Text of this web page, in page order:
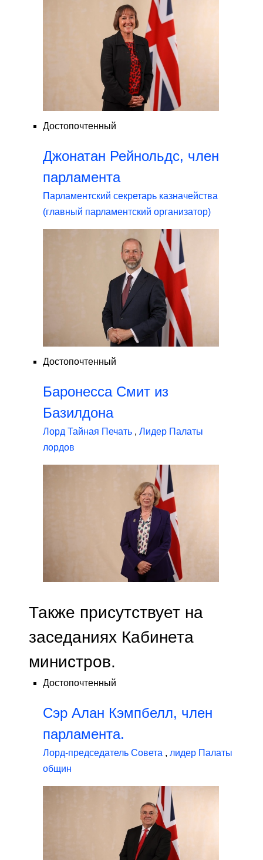
Достопочтенный
Джонатан Рейнольдс, член
парламента
Парламентский секретарь казначейства
(главный парламентский организатор)
Достопочтенный
Баронесса Смит из
Базилдона
Лорд Тайная Печать , Лидер Палаты
лордов
Также присутствует на
заседаниях Кабинета
министров.
Достопочтенный
Сэр Алан Кэмпбелл, член
парламента.
Лорд-председатель Совета , лидер Палаты
общин